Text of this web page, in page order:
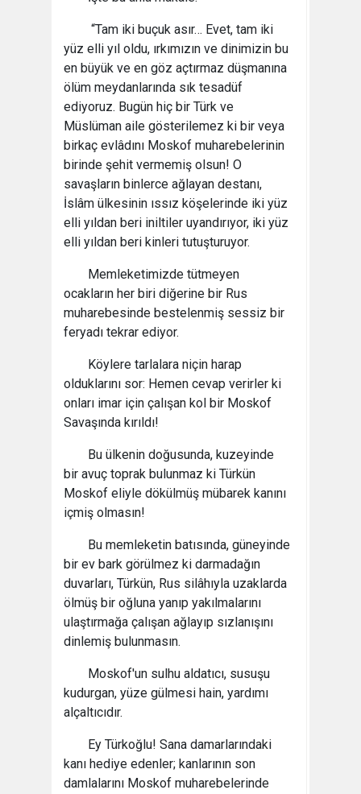
“Tam iki buçuk asır… Evet, tam iki
yüz elli yıl oldu, ırkımızın ve dinimizin bu
en büyük ve en göz açtırmaz düşmanına
ölüm meydanlarında sık tesadüf
ediyoruz. Bugün hiç bir Türk ve
Müslüman aile gösterilemez ki bir veya
birkaç evlâdını Moskof muharebelerinin
birinde şehit vermemiş olsun! O
savaşların binlerce ağlayan destanı,
İslâm ülkesinin ıssız köşelerinde iki yüz
elli yıldan beri iniltiler uyandırıyor, iki yüz
elli yıldan beri kinleri tutuşturuyor.
Memleketimizde tütmeyen
ocakların her biri diğerine bir Rus
muharebesinde bestelenmiş sessiz bir
feryadı tekrar ediyor.
Köylere tarlalara niçin harap
olduklarını sor: Hemen cevap verirler ki
onları imar için çalışan kol bir Moskof
Savaşında kırıldı!
Bu ülkenin doğusunda, kuzeyinde
bir avuç toprak bulunmaz ki Türkün
Moskof eliyle dökülmüş mübarek kanını
içmiş olmasın!
Bu memleketin batısında, güneyinde
bir ev bark görülmez ki darmadağın
duvarları, Türkün, Rus silâhıyla uzaklarda
ölmüş bir oğluna yanıp yakılmalarını
ulaştırmağa çalışan ağlayıp sızlanışını
dinlemiş bulunmasın.
Moskof'un sulhu aldatıcı, susuşu
kudurgan, yüze gülmesi hain, yardımı
alçaltıcıdır.
Ey Türkoğlu! Sana damarlarındaki
kanı hediye edenler; kanlarının son
damlalarını Moskof muharebelerinde